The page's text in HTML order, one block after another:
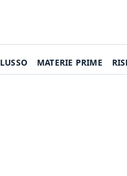
LUSSO MATERIE PRIME